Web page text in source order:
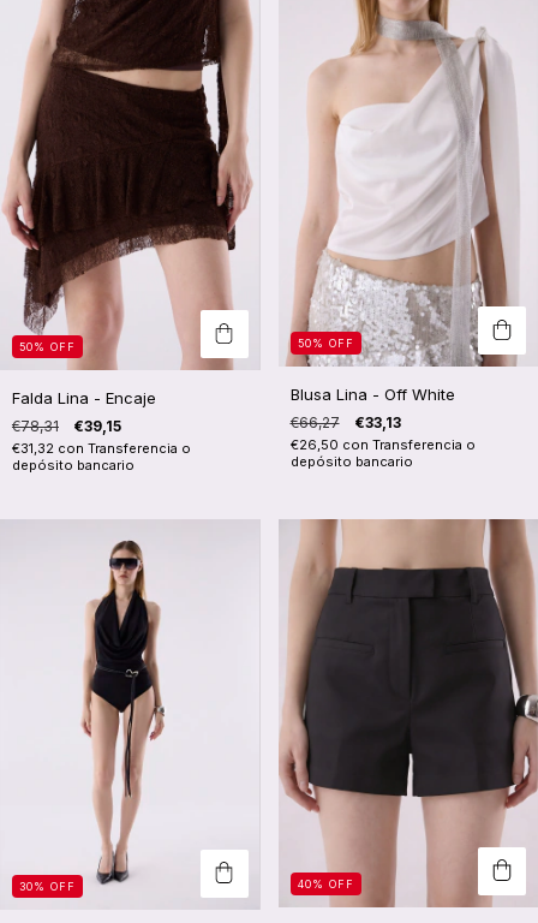
50% OFF
Falda Lina - Encaje
€78,31 €39,15
€31,32 con Transferencia o
depósito bancario
50% OFF
Blusa Lina - Off White
€66,27 €33,13
€26,50 con Transferencia o
depósito bancario
30% OFF 40% OFF